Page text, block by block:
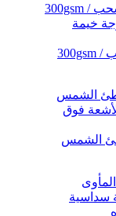
رحلة برية بدون أرجل قابلة للسحب 300gsm /
الشمس